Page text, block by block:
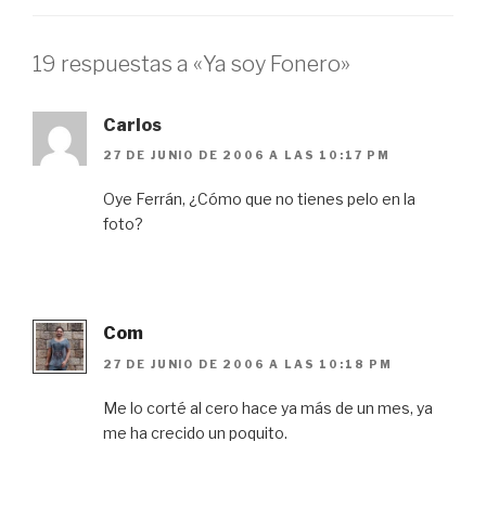
19 respuestas a «Ya soy Fonero»
Carlos
27 DE JUNIO DE 2006 A LAS 10:17 PM
Oye Ferrán, ¿Cómo que no tienes pelo en la
foto?
Com
27 DE JUNIO DE 2006 A LAS 10:18 PM
Me lo corté al cero hace ya más de un mes, ya
me ha crecido un poquito.